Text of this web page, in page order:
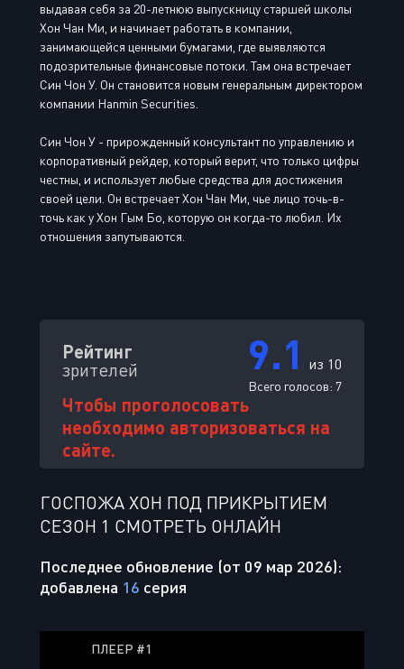
выдавая себя за 20-летнюю выпускницу старшей школы
Хон Чан Ми, и начинает работать в компании,
занимающейся ценными бумагами, где выявляются
подозрительные финансовые потоки. Там она встречает
Син Чон У. Он становится новым генеральным директором
компании Hanmin Securities.
Син Чон У - прирожденный консультант по управлению и
корпоративный рейдер, который верит, что только цифры
честны, и использует любые средства для достижения
своей цели. Он встречает Хон Чан Ми, чье лицо точь-в-
точь как у Хон Гым Бо, которую он когда-то любил. Их
отношения запутываются.
Рейтинг
зрителей 9.1 из 10
Всего голосов: 7
Чтобы проголосовать
необходимо авторизоваться на
сайте.
ГОСПОЖА ХОН ПОД ПРИКРЫТИЕМ
СЕЗОН 1 СМОТРЕТЬ ОНЛАЙН
Последнее обновление (от 09 мар 2026):
добавлена 16 серия
ПЛЕЕР #1